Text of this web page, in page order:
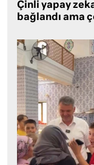
Çinli yapay
bağlandı ama